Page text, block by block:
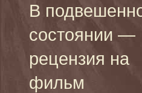
В
состоянии —
рецензия на
фильм